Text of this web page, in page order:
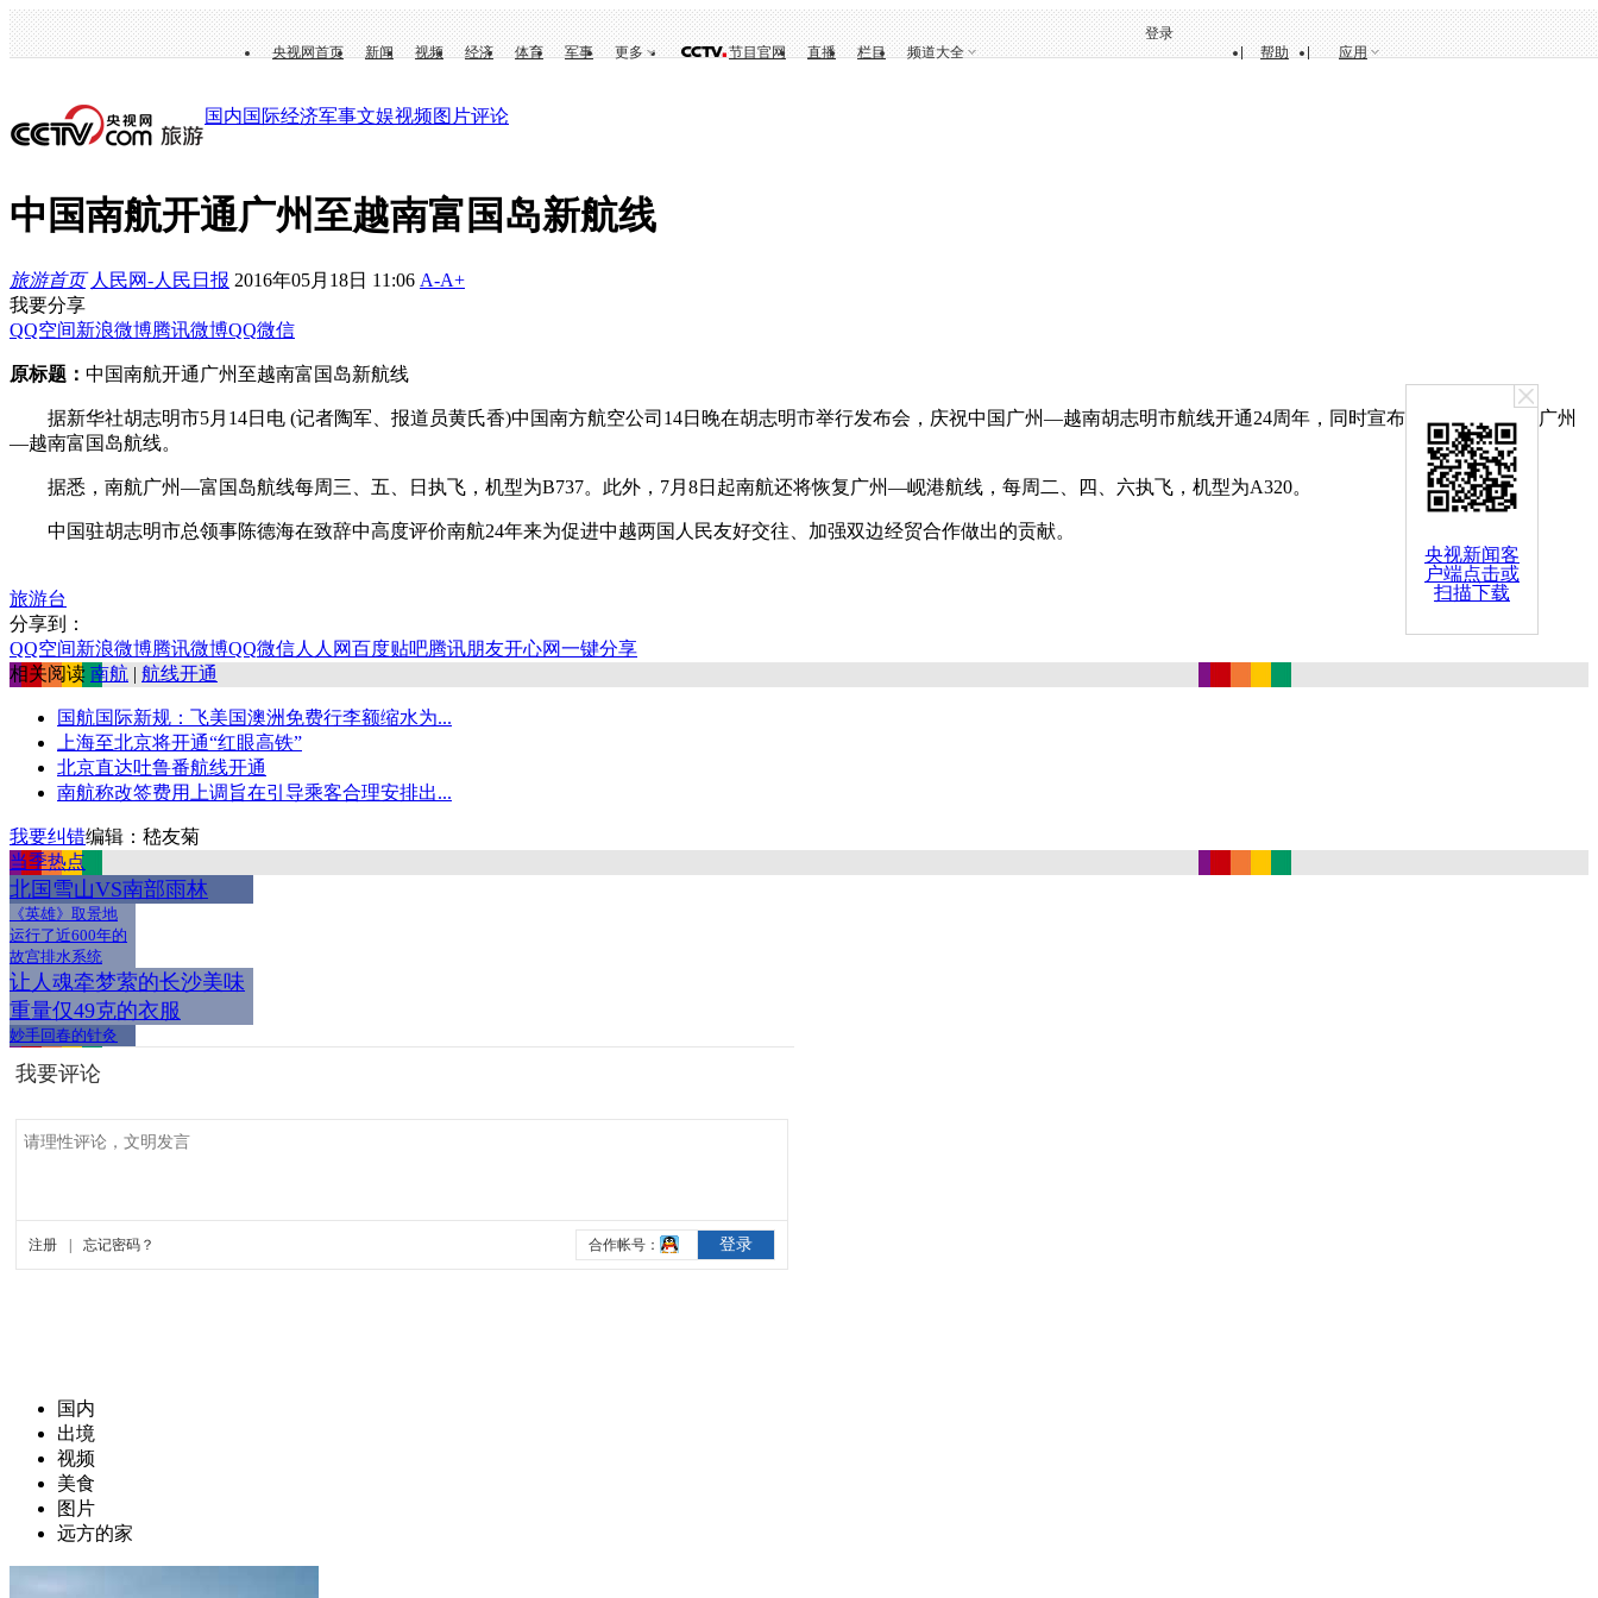
央视新闻客
户端点击或
扫描下载
央视网首页 新闻 视频 经济 体育 军事 更多 节目官网 直播 栏目 频道大全 帮助 应用
登录
国内国际经济军事文娱视频图片评论
中国南航开通广州至越南富国岛新航线
旅游首页 人民网-人民日报 2016年05月18日 11:06 A-A+
我要分享
QQ空间新浪微博腾讯微博QQ微信
原标题： 中国南航开通广州至越南富国岛新航线
据新华社胡志明市5月14日电 (记者陶军、报道员黄氏香)中国南方航空公司14日晚在胡志明市举行发布会，庆祝中国广州—越南胡志明市航线开通24周年，同时宣布自7月6日起开通广州
—越南富国岛航线。
据悉，南航广州—富国岛航线每周三、五、日执飞，机型为B737。此外，7月8日起南航还将恢复广州—岘港航线，每周二、四、六执飞，机型为A320。
中国驻胡志明市总领事陈德海在致辞中高度评价南航24年来为促进中越两国人民友好交往、加强双边经贸合作做出的贡献。
旅游台
分享到：
QQ空间新浪微博腾讯微博QQ微信人人网百度贴吧腾讯朋友开心网一键分享
相关阅读 南航 | 航线开通
国航国际新规：飞美国澳洲免费行李额缩水为...
上海至北京将开通“红眼高铁”
北京直达吐鲁番航线开通
南航称改签费用上调旨在引导乘客合理安排出...
我要纠错编辑：嵇友菊
当季热点
北国雪山VS南部雨林
《英雄》取景地
运行了近600年的
故宫排水系统
让人魂牵梦萦的长沙美味
重量仅49克的衣服
妙手回春的针灸
国内
出境
视频
美食
图片
远方的家